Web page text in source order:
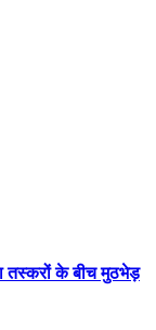
तस्करों के बीच मुठभेड़